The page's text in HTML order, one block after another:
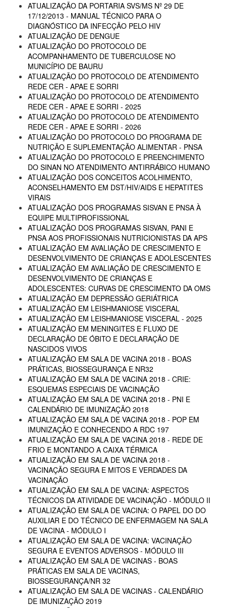
ATUALIZAÇÃO DA PORTARIA SVS/MS Nº 29 DE
17/12/2013 - MANUAL TÉCNICO PARA O
DIAGNÓSTICO DA INFECÇÃO PELO HIV
ATUALIZAÇÃO DE DENGUE
ATUALIZAÇÃO DO PROTOCOLO DE
ACOMPANHAMENTO DE TUBERCULOSE NO
MUNICÍPIO DE BAURU
ATUALIZAÇÃO DO PROTOCOLO DE ATENDIMENTO
REDE CER - APAE E SORRI
ATUALIZAÇÃO DO PROTOCOLO DE ATENDIMENTO
REDE CER - APAE E SORRI - 2025
ATUALIZAÇÃO DO PROTOCOLO DE ATENDIMENTO
REDE CER - APAE E SORRI - 2026
ATUALIZAÇÃO DO PROTOCOLO DO PROGRAMA DE
NUTRIÇÃO E SUPLEMENTAÇÃO ALIMENTAR - PNSA
ATUALIZAÇÃO DO PROTOCOLO E PREENCHIMENTO
DO SINAN NO ATENDIMENTO ANTIRRÁBICO HUMANO
ATUALIZAÇÃO DOS CONCEITOS ACOLHIMENTO,
ACONSELHAMENTO EM DST/HIV/AIDS E HEPATITES
VIRAIS
ATUALIZAÇÃO DOS PROGRAMAS SISVAN E PNSA À
EQUIPE MULTIPROFISSIONAL
ATUALIZAÇÃO DOS PROGRAMAS SISVAN, PANI E
PNSA AOS PROFISSIONAIS NUTRICIONISTAS DA APS
ATUALIZAÇÃO EM AVALIAÇÃO DE CRESCIMENTO E
DESENVOLVIMENTO DE CRIANÇAS E ADOLESCENTES
ATUALIZAÇÃO EM AVALIAÇÃO DE CRESCIMENTO E
DESENVOLVIMENTO DE CRIANÇAS E
ADOLESCENTES: CURVAS DE CRESCIMENTO DA OMS
ATUALIZAÇÃO EM DEPRESSÃO GERIÁTRICA
ATUALIZAÇÃO EM LEISHMANIOSE VISCERAL
ATUALIZAÇÃO EM LEISHMANIOSE VISCERAL - 2025
ATUALIZAÇÃO EM MENINGITES E FLUXO DE
DECLARAÇÃO DE ÓBITO E DECLARAÇÃO DE
NASCIDOS VIVOS
ATUALIZAÇÃO EM SALA DE VACINA 2018 - BOAS
PRÁTICAS, BIOSSEGURANÇA E NR32
ATUALIZAÇÃO EM SALA DE VACINA 2018 - CRIE:
ESQUEMAS ESPECIAIS DE VACINAÇÃO
ATUALIZAÇÃO EM SALA DE VACINA 2018 - PNI E
CALENDÁRIO DE IMUNIZAÇÃO 2018
ATUALIZAÇÃO EM SALA DE VACINA 2018 - POP EM
IMUNIZAÇÃO E CONHECENDO A RDC 197
ATUALIZAÇÃO EM SALA DE VACINA 2018 - REDE DE
FRIO E MONTANDO A CAIXA TÉRMICA
ATUALIZAÇÃO EM SALA DE VACINA 2018 -
VACINAÇÃO SEGURA E MITOS E VERDADES DA
VACINAÇÃO
ATUALIZAÇÃO EM SALA DE VACINA: ASPECTOS
TÉCNICOS DA ATIVIDADE DE VACINAÇÃO - MÓDULO II
ATUALIZAÇÃO EM SALA DE VACINA: O PAPEL DO DO
AUXILIAR E DO TÉCNICO DE ENFERMAGEM NA SALA
DE VACINA - MÓDULO I
ATUALIZAÇÃO EM SALA DE VACINA: VACINAÇÃO
SEGURA E EVENTOS ADVERSOS - MÓDULO III
ATUALIZAÇÃO EM SALA DE VACINAS - BOAS
PRÁTICAS EM SALA DE VACINAS,
BIOSSEGURANÇA/NR 32
ATUALIZAÇÃO EM SALA DE VACINAS - CALENDÁRIO
DE IMUNIZAÇÃO 2019